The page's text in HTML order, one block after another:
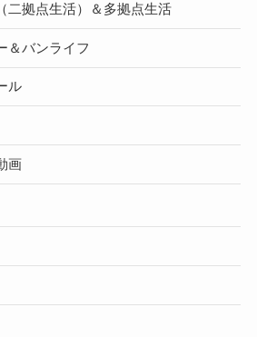
二拠点生活）＆多拠点生活
＆バンライフ
ル
画